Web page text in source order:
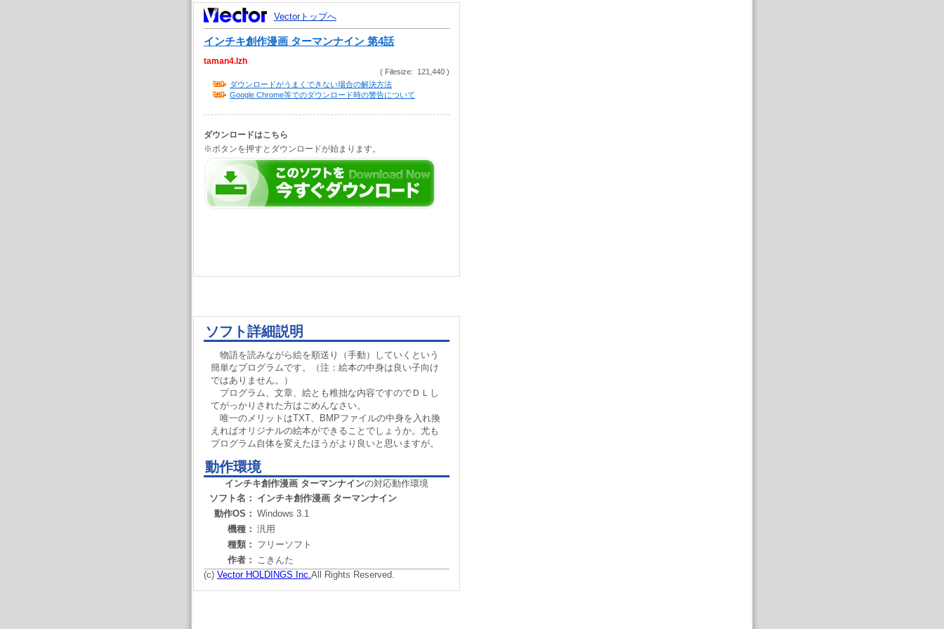
Vectorトップへ
インチキ創作漫画 ターマンナイン 第4話
taman4.lzh
( Filesize: 121,440 )
ダウンロードがうまくできない場合の解決方法
Google Chrome等でのダウンロード時の警告について
ダウンロードはこちら
※ボタンを押すとダウンロードが始まります。
ソフト詳細説明
物語を読みながら絵を順送り（手動）していくという
簡単なプログラムです。（注：絵本の中身は良い子向け
ではありません。）
プログラム、文章、絵とも稚拙な内容ですのでＤＬし
てがっかりされた方はごめんなさい。
唯一のメリットはTXT、BMPファイルの中身を入れ換
えればオリジナルの絵本ができることでしょうか。尤も
プログラム自体を変えたほうがより良いと思いますが。
動作環境
インチキ創作漫画 ターマンナインの対応動作環境
ソフト名： インチキ創作漫画 ターマンナイン
動作OS： Windows 3.1
機種： 汎用
種類： フリーソフト
作者： こきんた
(c) Vector HOLDINGS Inc.All Rights Reserved.